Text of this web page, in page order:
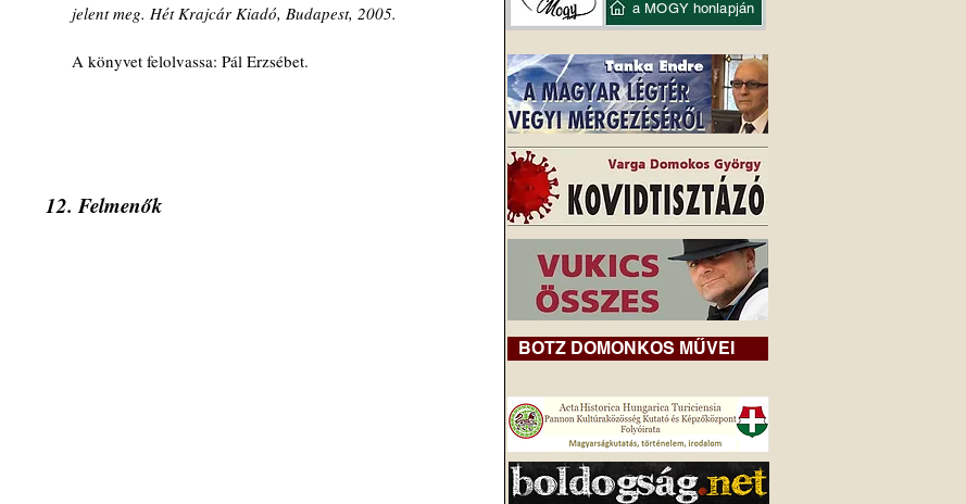
jelent meg. Hét Krajcár Kiadó, Budapest, 2005.
A könyvet felolvassa: Pál Erzsébet.
12. Felmenők
BOTZ DOMONKOS MŰVEI
a MOGY honlapján